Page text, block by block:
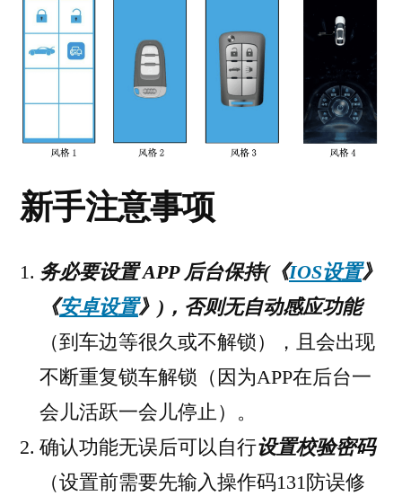
新手注意事项
务必要设置 APP 后台保持(《IOS设置》
《安卓设置》)，否则无自动感应功能
（到车边等很久或不解锁），且会出现
不断重复锁车解锁（因为APP在后台一
会儿活跃一会儿停止）。
确认功能无误后可以自行设置校验密码
（设置前需要先输入操作码131防误修